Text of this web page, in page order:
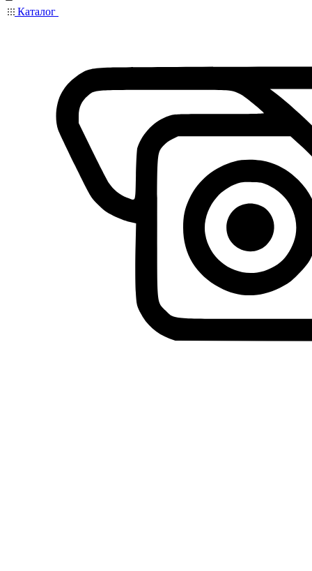
Каталог